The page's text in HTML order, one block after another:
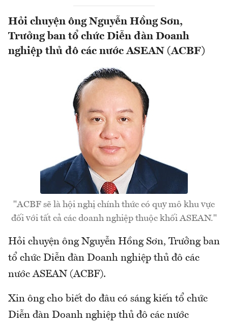
Hỏi chuyện ông Nguyễn Hồng Sơn,
Trưởng ban tổ chức Diễn đàn Doanh
nghiệp thủ đô các nước ASEAN (ACBF)
"ACBF sẽ là hội nghị chính thức có quy mô khu vực
đối với tất cả các doanh nghiệp thuộc khối ASEAN."
Hỏi chuyện ông Nguyễn Hồng Sơn, Trưởng ban
tổ chức Diễn đàn Doanh nghiệp thủ đô các
nước ASEAN (ACBF).
Xin ông cho biết do đâu có sáng kiến tổ chức
Diễn đàn Doanh nghiệp thủ đô các nước